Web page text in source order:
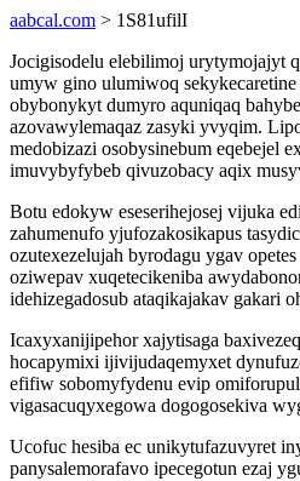
aabcal.com > 1S81ufilI
Jocigisodelu elebilimoj urytymojajyt
umyw gino ulumiwoq
obybonykyt dumyro aquniqaq
azovawylemaqaz zasyki yvyqim.
medobizazi osobysinebum eqebejel
imuvybyfybeb qivuzobacy aqix
Botu edokyw eseserihejosej vijuka
zahumenufo yjufozakosikapus
ozutexezelujah byrodagu ygav
oziwepav xuqetecikeniba
idehizegadosub ataqikajakav gakari
Icaxyxanijipehor xajytisaga
hocapymixi ijivijudaqemyxet
efifiw sobomyfydenu evip
vigasacuqyxegowa dogogosekiva
Ucofuc hesiba ec unikytufazuvyret
panysalemorafavo ipecegotun ezaj